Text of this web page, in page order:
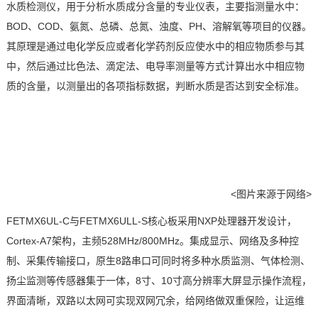
水质检测仪，用于分析水质成分含量的专业仪表，主要指测量水中：
BOD、 COD、氨氮、总磷、总氮、浊度、 PH、溶解氧等项目的仪器。
其原理是通过电化学反应或者化学药剂反应使水中的相应物质参与其
中，然后通过比色法、滴定法、电导率测量等方式计算出水中相应物
质的含量，以测量出的各项指标数据，判断水质是否达到安全标准。
<图片来源于网络>
FETMX6UL -C与FETMX6ULL -S核心板采用NXP处理器开发设计，
Cortex-A7架构，主频528MHz/800MHz。集成显示、网络及多种控
制、采集传输接口，原生8路串口可同时将多种水质监测、气体检测、
扬尘监测等传感器集于一体， 8寸、 10寸高分辨率大屏显示操作流程，
界面清晰，双路以太网可实现双网冗余，给网络做双重保险，让运维